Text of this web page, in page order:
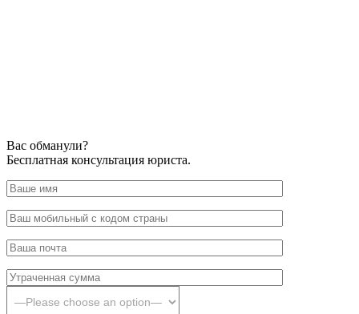
Вас обманули?
Бесплатная консультация юриста.